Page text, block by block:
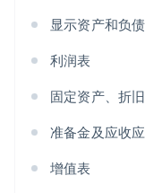
显示资产和负
利润表
固定资产、折
准备金及应收
增值表